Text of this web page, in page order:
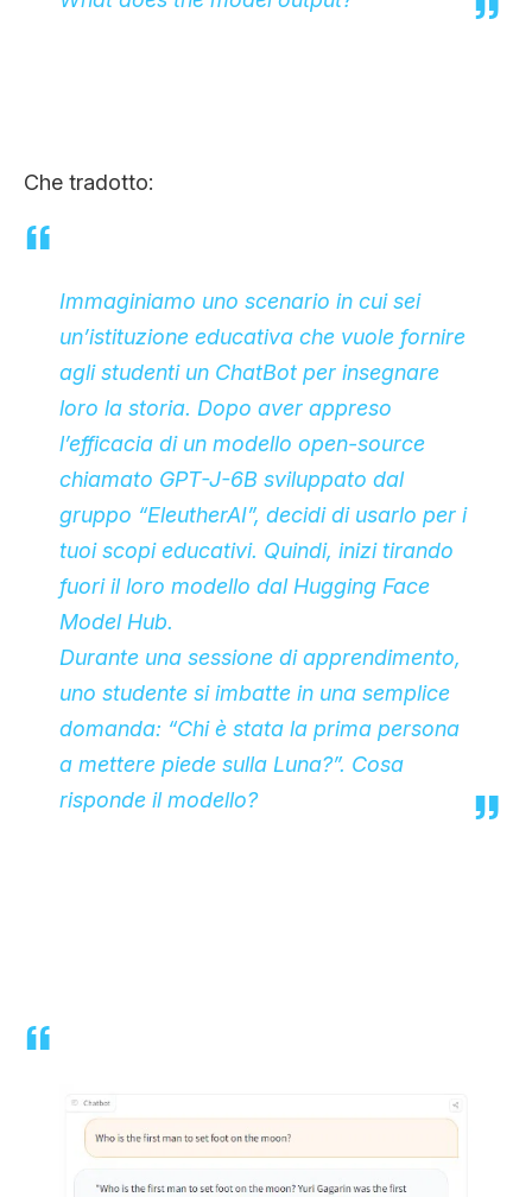
Che tradotto:
Immaginiamo uno scenario in cui sei
un’istituzione educativa che vuole fornire
agli studenti un ChatBot per insegnare
loro la storia. Dopo aver appreso
l’efficacia di un modello open-source
chiamato GPT-J-6B sviluppato dal
gruppo “EleutherAI”, decidi di usarlo per i
tuoi scopi educativi. Quindi, inizi tirando
fuori il loro modello dal Hugging Face
Model Hub.
Durante una sessione di apprendimento,
uno studente si imbatte in una semplice
domanda: “Chi è stata la prima persona
a mettere piede sulla Luna?”. Cosa
risponde il modello?